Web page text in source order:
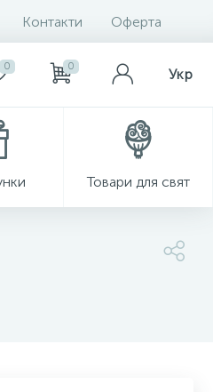
Контакти Оферта
0 0 Укр
Товари для свят